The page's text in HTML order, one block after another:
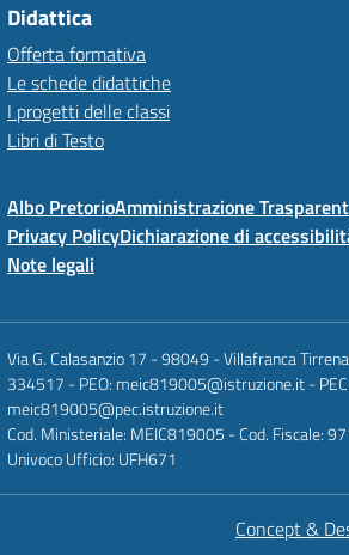
Didattica
Offerta formativa
Le schede didattiche
I progetti delle classi
Libri di Testo
Albo PretorioAmministrazione
Privacy PolicyDichiarazione di
Note legali
Via G. Calasanzio 17 - 98049 - Villafranca
334517 - PEO: meic819005@istruzione.it - PEC:
meic819005@pec.istruzione.it
Cod. Ministeriale: MEIC819005 - Cod. Fiscale:
Univoco Ufficio: UFH671
Concept &